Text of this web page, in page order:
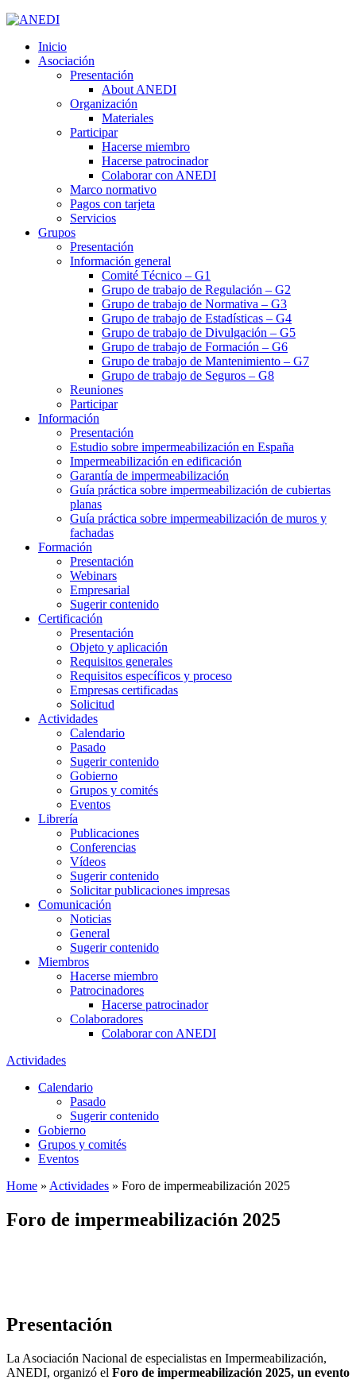
Inicio
Asociación
Presentación
About ANEDI
Organización
Materiales
Participar
Hacerse miembro
Hacerse patrocinador
Colaborar con ANEDI
Marco normativo
Pagos con tarjeta
Servicios
Grupos
Presentación
Información general
Comité Técnico – G1
Grupo de trabajo de Regulación – G2
Grupo de trabajo de Normativa – G3
Grupo de trabajo de Estadísticas – G4
Grupo de trabajo de Divulgación – G5
Grupo de trabajo de Formación – G6
Grupo de trabajo de Mantenimiento – G7
Grupo de trabajo de Seguros – G8
Reuniones
Participar
Información
Presentación
Estudio sobre impermeabilización en España
Impermeabilización en edificación
Garantía de impermeabilización
Guía práctica sobre impermeabilización de cubiertas
planas
Guía práctica sobre impermeabilización de muros y
fachadas
Formación
Presentación
Webinars
Empresarial
Sugerir contenido
Certificación
Presentación
Objeto y aplicación
Requisitos generales
Requisitos específicos y proceso
Empresas certificadas
Solicitud
Actividades
Calendario
Pasado
Sugerir contenido
Gobierno
Grupos y comités
Eventos
Librería
Publicaciones
Conferencias
Vídeos
Sugerir contenido
Solicitar publicaciones impresas
Comunicación
Noticias
General
Sugerir contenido
Miembros
Hacerse miembro
Patrocinadores
Hacerse patrocinador
Colaboradores
Colaborar con ANEDI
Actividades
Calendario
Pasado
Sugerir contenido
Gobierno
Grupos y comités
Eventos
Home » Actividades » Foro de impermeabilización 2025
Foro de impermeabilización 2025
Presentación
La Asociación Nacional de especialistas en Impermeabilización,
ANEDI, organizó el Foro de impermeabilización 2025, un evento